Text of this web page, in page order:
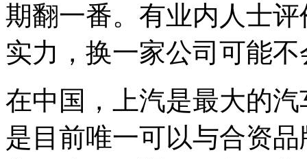
期翻一番。有业内人士
实力，换一家公司可能
在中国，上汽是最大的
是目前唯一可以与合资